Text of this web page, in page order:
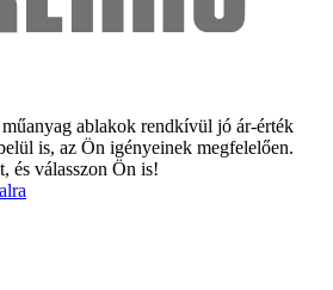
ablakok rendkívül jó ár-érték
is, az Ön igényeinek megfelelően.
és válasszon Ön is!